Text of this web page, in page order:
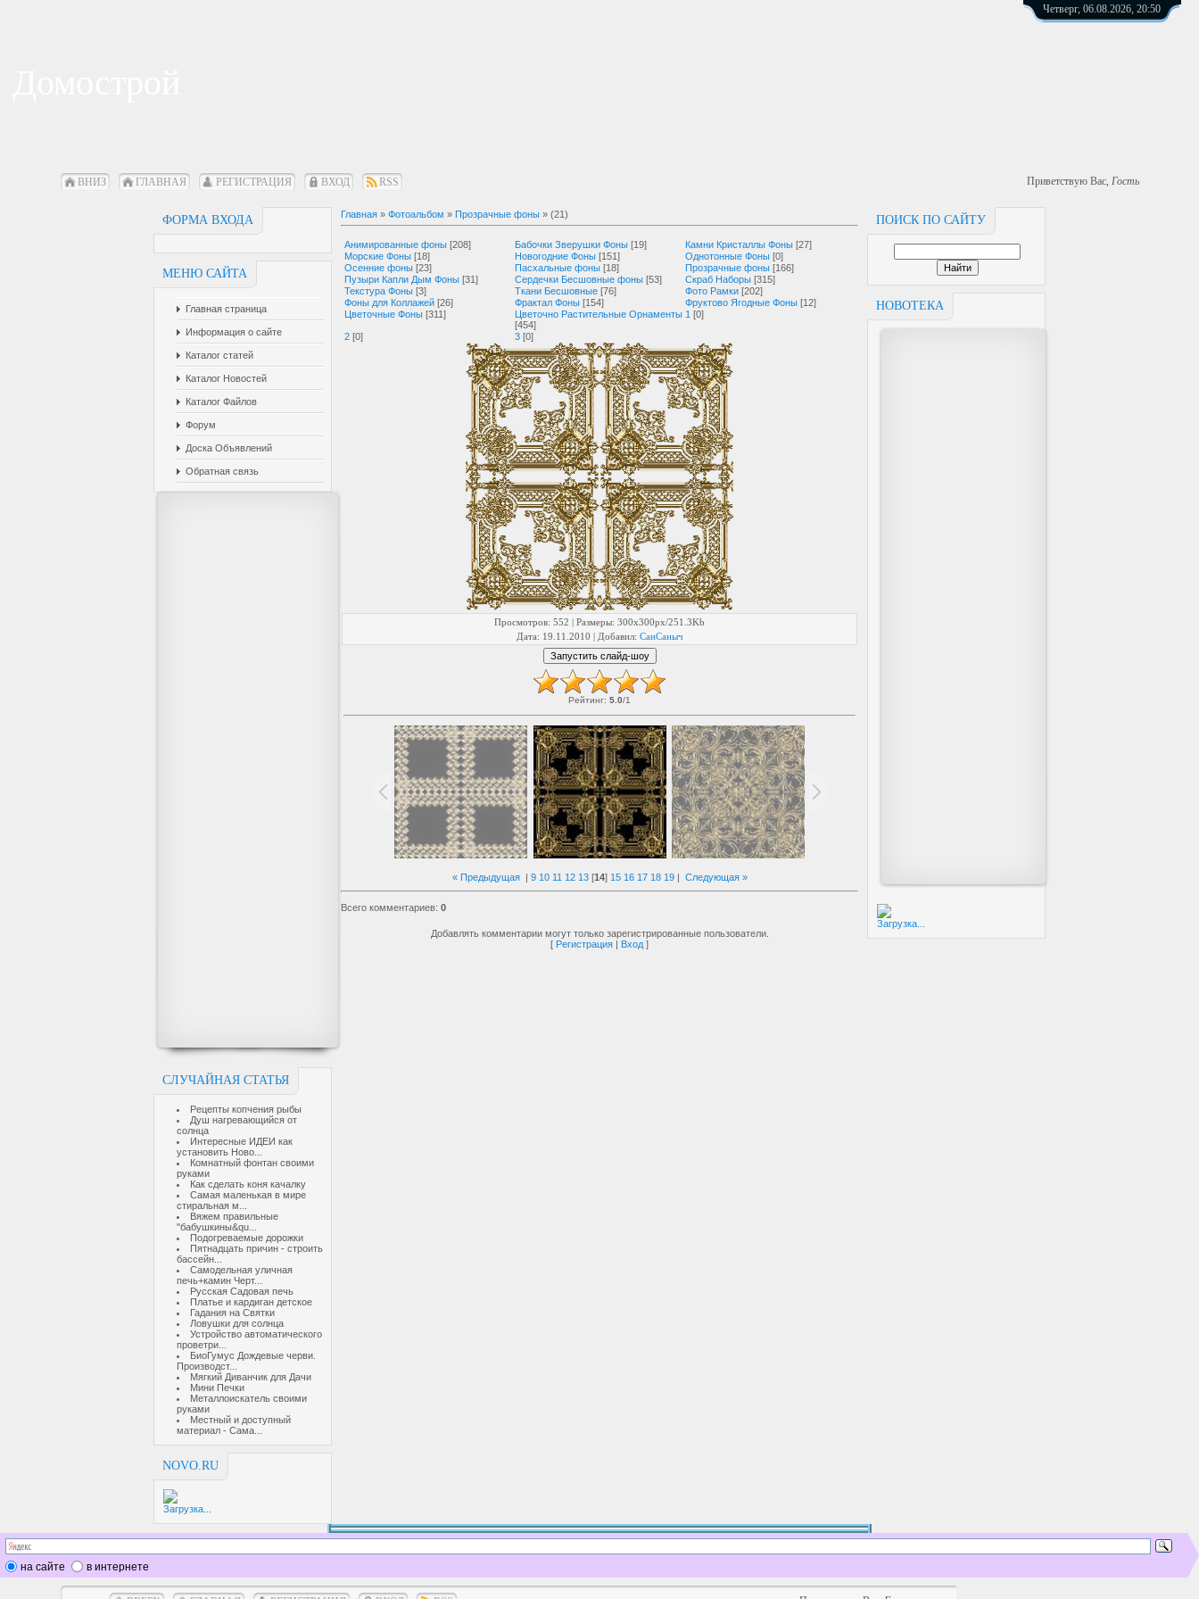
Четверг, 06.08.2026, 20:50
ВНИЗ ГЛАВНАЯ РЕГИСТРАЦИЯ ВХОД RSS Приветствую Вас, Гость
ФОРМА ВХОДА
МЕНЮ САЙТА
Главная страница
Информация о сайте
Каталог статей
Каталог Новостей
Каталог Файлов
Форум
Доска Объявлений
Обратная связь
СЛУЧАЙНАЯ СТАТЬЯ
Рецепты копчения рыбы
Душ нагревающийся от
солнца
Интересные ИДЕИ как
установить Ново...
Комнатный фонтан своими
руками
Как сделать коня качалку
Самая маленькая в мире
стиральная м...
Вяжем правильные
"бабушкины&qu...
Подогреваемые дорожки
Пятнадцать причин - строить
бассейн...
Самодельная уличная
печь+камин Черт...
Русская Садовая печь
Платье и кардиган детское
Гадания на Святки
Ловушки для солнца
Устройство автоматического
проветри...
БиоГумус Дождевые черви.
Производст...
Мягкий Диванчик для Дачи
Мини Печки
Металлоискатель своими
руками
Местный и доступный
материал - Сама...
NOVO.RU
Загрузка...
ПОИСК ПО САЙТУ
НОВОТЕКА
Загрузка...
Главная » Фотоальбом » Прозрачные фоны » (21)
Анимированные фоны [208] Бабочки Зверушки Фоны [19] Камни Кристаллы Фоны [27]
Морские Фоны [18] Новогодние Фоны [151] Однотонные Фоны [0]
Осенние фоны [23] Пасхальные фоны [18] Прозрачные фоны [166]
Пузыри Капли Дым Фоны [31] Сердечки Бесшовные фоны [53] Скраб Наборы [315]
Текстура Фоны [3] Ткани Бесшовные [76] Фото Рамки [202]
Фоны для Коллажей [26] Фрактал Фоны [154] Фруктово Ягодные Фоны [12]
Цветочные Фоны [311]
Цветочно Растительные Орнаменты
[454]
1 [0]
2 [0] 3 [0]
Просмотров: 552 | Размеры: 300x300px/251.3Kb
Дата: 19.11.2010 | Добавил: СанСаныч
Рейтинг: 5.0/1
« Предыдущая| 9 10 11 12 13[14] 15 16 17 18 19| Следующая »
Всего комментариев: 0
Добавлять комментарии могут только зарегистрированные пользователи.
[ Регистрация | Вход ]
на сайте в интернете